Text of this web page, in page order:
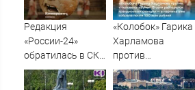
от них
августа 2026 и
прогнозы
Редакция
«России-24»
обратилась в СКР
из-за травли
съемочной
«Колобок» Гарика
Харламова
против
«Человека-паука»:
В сети разгорелся